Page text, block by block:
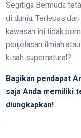
Segitiga Bermuda
di dunia. Terlepas
kawasan ini tidak
penjelasan ilmiah
kisah supernatural?
Bagikan pendapat
saja Anda memiliki
diungkapkan!